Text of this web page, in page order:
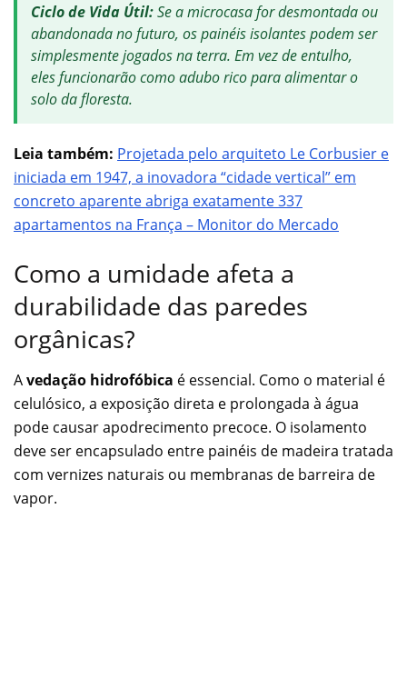
Ciclo de Vida Útil:Se a microcasa for desmontada ou
abandonada no futuro, os painéis isolantes podem ser
simplesmente jogados na terra. Em vez de entulho,
eles funcionarão como adubo rico para alimentar o
solo da floresta.
Leia também: Projetada pelo arquiteto Le Corbusier e
iniciada em 1947, a inovadora “cidade vertical” em
concreto aparente abriga exatamente 337
apartamentos na França – Monitor do Mercado
Como a umidade afeta a
durabilidade das paredes
orgânicas?
Avedação hidrofóbica é essencial. Como o material é
celulósico, a exposição direta e prolongada à água
pode causar apodrecimento precoce. O isolamento
deve ser encapsulado entre painéis de madeira tratada
com vernizes naturais ou membranas de barreira de
vapor.